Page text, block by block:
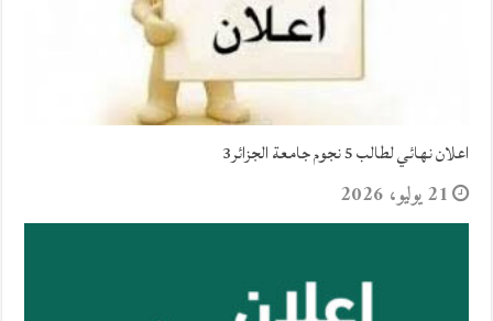
اعلان نهائي لطالب 5 نجوم جامعة الجزائر3
21 يوليو، 2026